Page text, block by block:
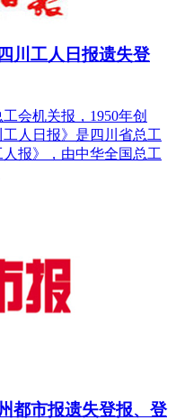
川工人日报遗失登
会机关报，1950年创
人日报》是四川省总工
报》，由中华全国总工
都市报遗失登报、登